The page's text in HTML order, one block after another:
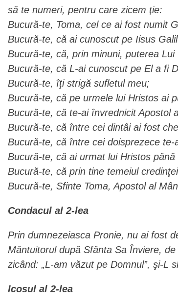
să te numeri, pentru care zicem ţie:
Bucură-te, Toma, cel ce ai fost numit
Bucură-te, că ai cunoscut pe Iisus
Bucură-te, că, prin minuni, puterea Lui
Bucură-te, că L-ai cunoscut pe El a fi
Bucură-te, îţi strigă sufletul meu;
Bucură-te, că pe urmele lui Hristos ai
Bucură-te, că te-ai învrednicit Apostol
Bucură-te, că între cei dintâi ai fost
Bucură-te, că între cei doisprezece te-
Bucură-te, că ai urmat lui Hristos
Bucură-te, că prin tine temeiul
Bucură-te, Sfinte Toma, Apostol al
Condacul al 2-lea
Prin dumnezeiasca Pronie, nu ai fost
Mântuitorul după Sfânta Sa Înviere,
zicând: „L-am văzut pe Domnul”, şi-L
Icosul al 2-lea